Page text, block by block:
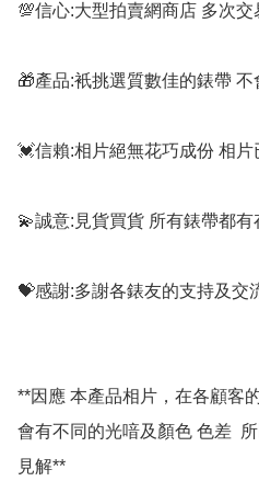
💯信心:大型拍賣網商店 多次
🎁產品:衹挑選質數佳的錶帶 不
💓信賴:相片絕無花巧成份 相片
💫誠意:見貨買貨 所有錶帶都
💝感謝:多謝各錶友的支持及交
**因應 本產品相片，在各顧客
會有不同的光喑及顏色 色差
見解**